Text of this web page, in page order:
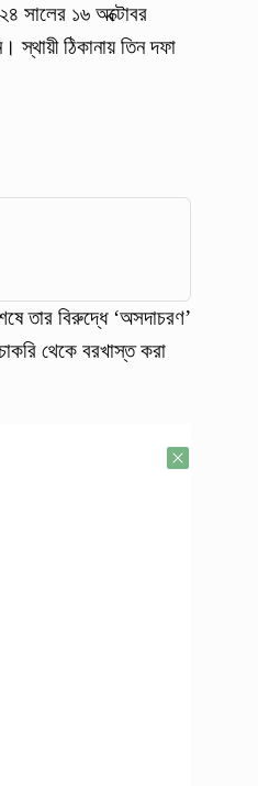
সালের ১৬ অক্টোবর
ঠিকানায় তিন দফা
তার বিরুদ্ধে ‘অসদাচরণ’
থেকে বরখাস্ত করা